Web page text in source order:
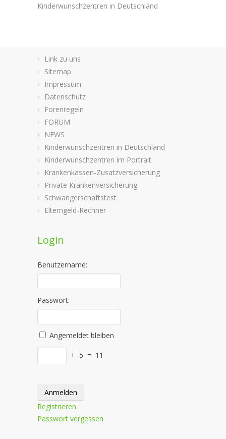
Kinderwunschzentren in Deutschland
Link zu uns
Sitemap
Impressum
Datenschutz
Forenregeln
FORUM
NEWS
Kinderwunschzentren in Deutschland
Kinderwunschzentren im Portrait
Krankenkassen-Zusatzversicherung
Private Krankenversicherung
Schwangerschaftstest
Elterngeld-Rechner
Login
Benutzername:
Passwort:
Angemeldet bleiben
+ 5 = 11
Anmelden
Registrieren
Passwort vergessen